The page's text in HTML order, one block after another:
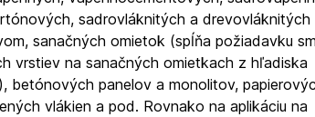
sadrovláknitých a drevovláknitých
sanačných omietok (spĺňa požiadavku
vrstiev na sanačných omietkach z hľadiska
betónových panelov a monolitov,
vlákien a pod. Rovnako na aplikáciu na